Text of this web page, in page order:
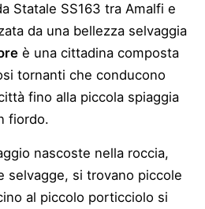
Statale SS163 tra Amalfi e
da una bellezza selvaggia
è una cittadina composta
tornanti che conducono
fino alla piccola spiaggia
fiordo.
nascoste nella roccia,
selvagge, si trovano piccole
al piccolo porticciolo si